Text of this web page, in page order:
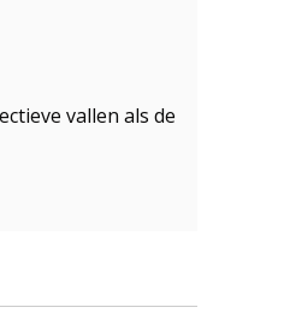
vallen als de